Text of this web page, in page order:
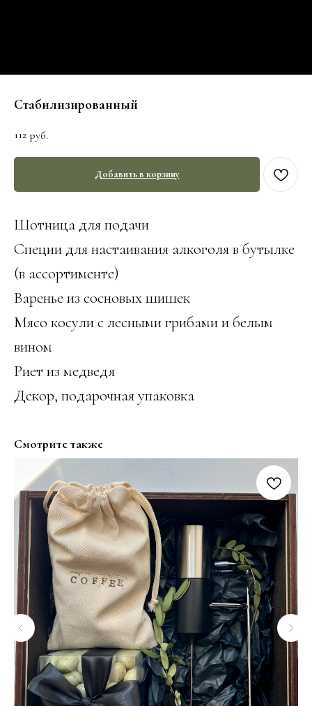
Стабилизированный
112 руб.
Добавить в корзину
Шотница для подачи
Специи для настаивания алкоголя в бутылке
(в ассортименте)
Варенье из сосновых шишек
Мясо косули с лесными грибами и белым
вином
Риет из медведя
Декор, подарочная упаковка
Смотрите также